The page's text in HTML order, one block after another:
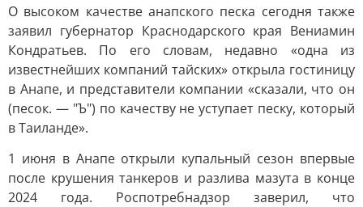
О высоком качестве анапского песка сегодня также
заявил губернатор Краснодарского края Вениамин
Кондратьев. По его словам, недавно «одна из
известнейших компаний тайских» открыла гостиницу
в Анапе, и представители компании «сказали, что он
(песок. — "Ъ") по качеству не уступает песку, который
в Таиланде».
1 июня в Анапе открыли купальный сезон впервые
после крушения танкеров и разлива мазута в конце
2024 года. Роспотребнадзор заверил, что